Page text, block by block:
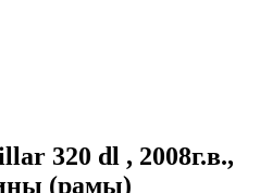
320 dl , 2008г.в.,
(рамы)